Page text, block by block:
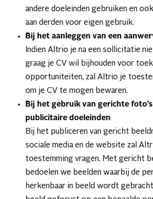
andere doeleinden gebruiken en
aan derden voor eigen gebruik.
Bij het aanleggen van een
Indien Altrio je na een sollicitatie
graag je CV wil bijhouden voor
opportuniteiten, zal Altrio je
om je CV te mogen bewaren.
Bij het gebruik van gerichte
publicitaire doeleinden
Bij het publiceren van gericht
sociale media en de website zal
toestemming vragen. Met gericht
bedoelen we beelden waarbij de
herkenbaar in beeld wordt